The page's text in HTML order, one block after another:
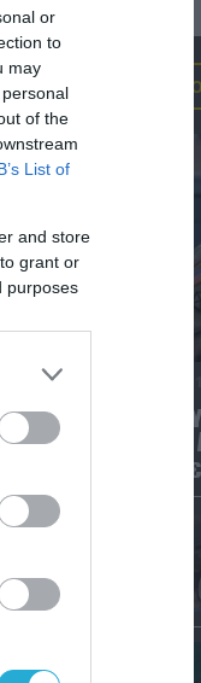
or
to
may
of the
List of
and store
grant or
purposes
FOCUS
Το
προς